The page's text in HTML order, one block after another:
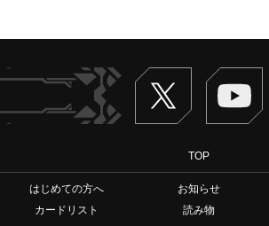
Twitter
TOP
はじめての方へ お知らせ
カードリスト
読み物